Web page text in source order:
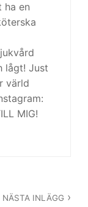
ha en
lågt! Just
värld
MIG!
NÄSTA INLÄGG